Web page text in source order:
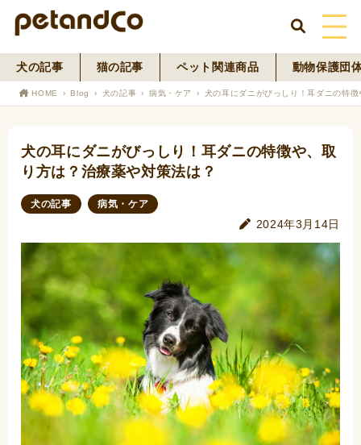
HOME
News
寄付活動
犬の記事 猫の記事 ペット関連商品 動物保護団
HOME Blog 犬の記事 病気・ケア 犬の耳にダニがびっしり！耳ダニの特
犬の耳にダニがびっしり！耳ダニの特徴や、取
り方は？治療薬や対策法は？
犬の記事 病気・ケア
2024年3月14日